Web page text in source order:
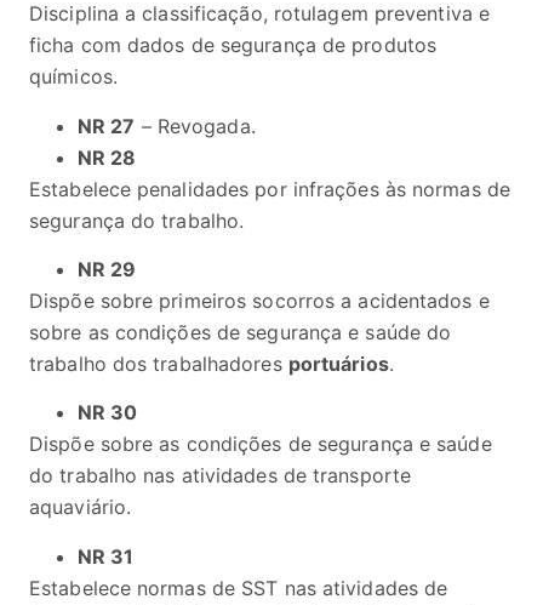
Disciplina a classificação, rotulagem preventiva e
ficha com dados de segurança de produtos
químicos.
NR 27 – Revogada.
NR 28
Estabelece penalidades por infrações às normas de
segurança do trabalho.
NR 29
Dispõe sobre primeiros socorros a acidentados e
sobre as condições de segurança e saúde do
trabalho dos trabalhadores portuários.
NR 30
Dispõe sobre as condições de segurança e saúde
do trabalho nas atividades de transporte
aquaviário.
NR 31
Estabelece normas de SST nas atividades de